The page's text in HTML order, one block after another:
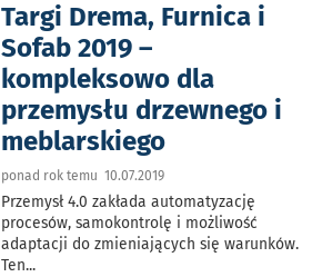
Targi Drema, Furnica i
Sofab 2019 –
kompleksowo dla
przemysłu drzewnego i
meblarskiego
ponad rok temu 10.07.2019
Przemysł 4.0 zakłada automatyzację
procesów, samokontrolę i możliwość
adaptacji do zmieniających się warunków.
Ten...